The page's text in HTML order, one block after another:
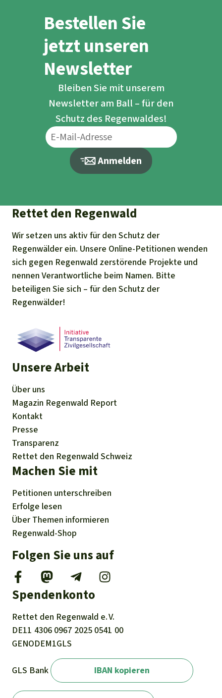
Bestellen Sie
jetzt unseren
Newsletter
Bleiben Sie mit unserem
Newsletter am Ball – für den
Schutz des Regenwaldes!
Anmelden
Rettet den Regenwald
Wir setzen uns aktiv für den Schutz der
Regenwälder ein. Unsere Online-Petitionen wenden
sich gegen Regenwald zerstörende Projekte und
nennen Verantwortliche beim Namen. Bitte
beteiligen Sie sich – für den Schutz der
Regenwälder!
Unsere Arbeit
Über uns
Magazin Regenwald Report
Kontakt
Presse
Transparenz
Rettet den Regenwald Schweiz
Machen Sie mit
Petitionen unterschreiben
Erfolge lesen
Über Themen informieren
Regenwald-Shop
Folgen Sie uns auf
Spendenkonto
Rettet den Regenwald e. V.
DE11 4306 0967 2025 0541 00
GENODEM1GLS
GLS Bank IBAN kopieren